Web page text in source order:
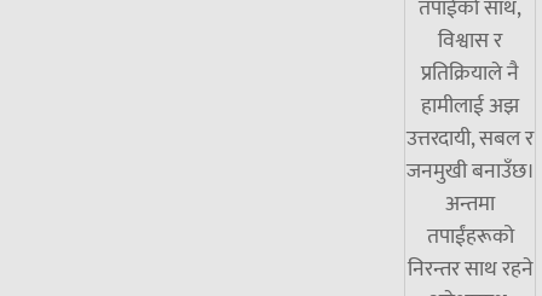
तपाईंको साथ,
विश्वास र
प्रतिक्रियाले नै
हामीलाई अझ
उत्तरदायी, सबल र
जनमुखी बनाउँछ।
अन्तमा
तपाईंहरूको
निरन्तर साथ रहने